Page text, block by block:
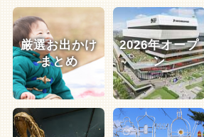
厳選お出かけ
まとめ
2026年オープ
ン